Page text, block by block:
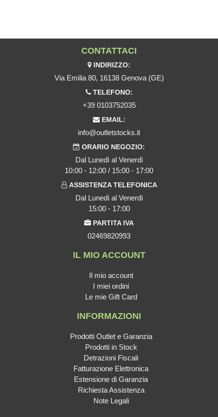
CONTATTACI
INDIRIZZO:
Via Emilia 80, 16138 Genova (GE)
TELEFONO:
+39 0103752035
EMAIL:
info@outletstocks.it
ORARIO NEGOZIO:
Dal Lunedì al Venerdì
10:00 - 12:00 / 15:00 - 17:00
ASSISTENZA TELEFONICA
Dal Lunedì al Venerdì
15:00 - 17:00
PARTITA IVA
02469820993
IL MIO ACCOUNT
Il mio account
I miei ordini
Le mie Gift Card
INFORMAZIONI
Prodotti Outlet e Garanzia
Prodotti in Stock
Detrazioni Fiscali
Fatturazione Elettronica
Estensione di Garanzia
Richiesta Assistenza
Note Legali